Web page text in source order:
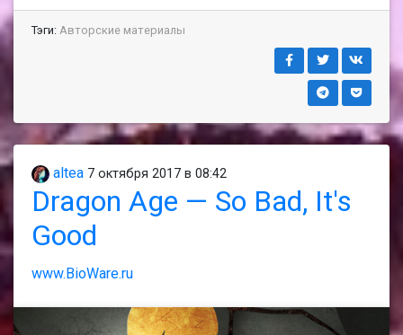
Тэги: Авторские материалы
altea 7 октября 2017 в 08:42
Dragon Age — So Bad, It's
Good
www.BioWare.ru